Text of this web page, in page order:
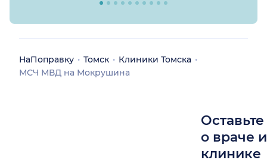
НаПоправку Томск
Клиники Томска
МСЧ МВД на Мокрушина
о враче
клинике